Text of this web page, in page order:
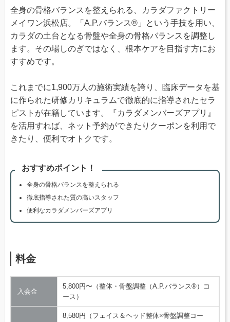
全身の骨格バランスを整えられる、カラダファクトリー
メイワン浜松店。「A.P.バランス®」という手技を用い、
カラダの土台となる骨盤や全身の骨格バランスを調整し
ます。その場しのぎではなく、根本ケアを目指す方にお
すすめです。
これまでに1,900万人の施術実績を誇り、臨床データを基
に作られた研修カリキュラムで徹底的に指導されたセラ
ピストが在籍しています。『カラダメンバーズアプリ』
を活用すれば、ネット予約ができたりクーポンを利用で
きたり、便利でオトクです。
おすすめポイント！
全身の骨格バランスを整えられる
徹底指導された質の高いスタッフ
便利なカラダメンバーズアプリ
料金
入会金
5,800円〜（整体・骨盤調整（A.P.バランス®）コ
ース）
8,580円（フェイス＆ヘッド整体×骨盤調整コー